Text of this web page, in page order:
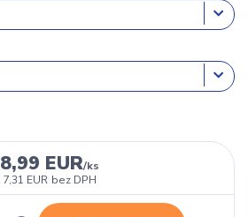
8,99 EUR/ks
7,31 EUR bez DPH